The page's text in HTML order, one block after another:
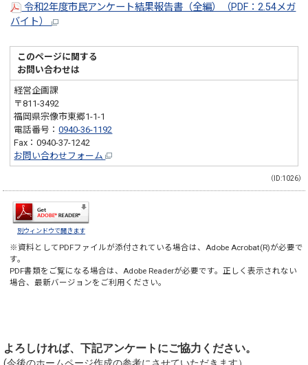
令和2年度市民アンケート結果報告書（全編）（PDF：2.54メガ
バイト）
このページに関する
お問い合わせは
経営企画課
〒811-3492
福岡県宗像市東郷1-1-1
電話番号：0940-36-1192
Fax：0940-37-1242
お問い合わせフォーム
（ID:1026）
別ウィンドウで開きます
※資料としてPDFファイルが添付されている場合は、Adobe Acrobat(R)が必要で
す。
PDF書類をご覧になる場合は、Adobe Readerが必要です。正しく表示されない
場合、最新バージョンをご利用ください。